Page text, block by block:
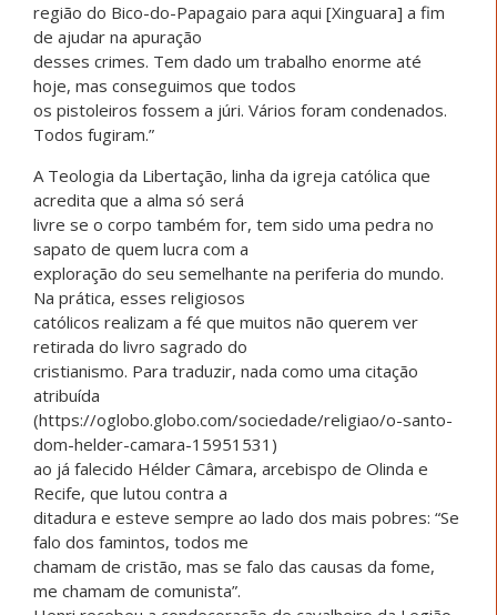
região do Bico-do-Papagaio para aqui [Xinguara] a fim
de ajudar na apuração
desses crimes. Tem dado um trabalho enorme até
hoje, mas conseguimos que todos
os pistoleiros fossem a júri. Vários foram condenados.
Todos fugiram.”
A Teologia da Libertação, linha da igreja católica que
acredita que a alma só será
livre se o corpo também for, tem sido uma pedra no
sapato de quem lucra com a
exploração do seu semelhante na periferia do mundo.
Na prática, esses religiosos
católicos realizam a fé que muitos não querem ver
retirada do livro sagrado do
cristianismo. Para traduzir, nada como uma citação
atribuída
(https://oglobo.globo.com/sociedade/religiao/o-santo-
dom-helder-camara-15951531)
ao já falecido Hélder Câmara, arcebispo de Olinda e
Recife, que lutou contra a
ditadura e esteve sempre ao lado dos mais pobres: “Se
falo dos famintos, todos me
chamam de cristão, mas se falo das causas da fome,
me chamam de comunista”.